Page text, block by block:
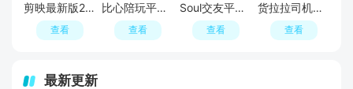
剪映最新版2026手机版
查看
比心陪玩平台APP官方版
查看
Soul交友平台软件官方APP最新版
查看
货拉拉司机版APP官方免费版
查看
最新更新